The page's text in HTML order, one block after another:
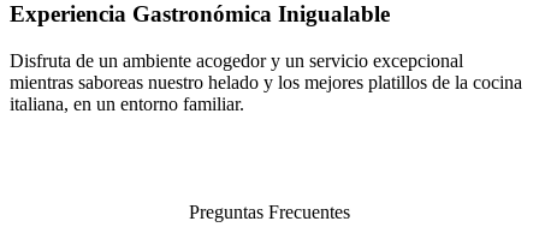
Experiencia Gastronómica Inigualable
Disfruta de un ambiente acogedor y un servicio excepcional
mientras saboreas nuestro helado y los mejores platillos de la cocina
italiana, en un entorno familiar.
Preguntas Frecuentes